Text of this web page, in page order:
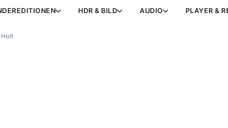
HDR & BILD AUDIO PLAYER &
Holt